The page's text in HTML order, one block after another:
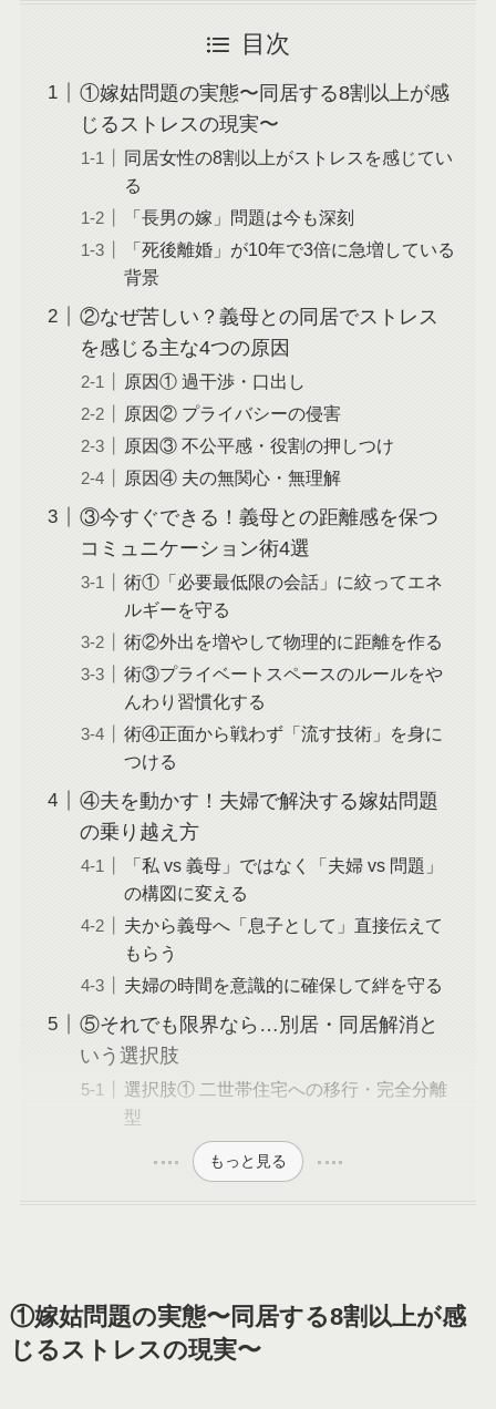
目次
①嫁姑問題の実態〜同居する8割以上が感
じるストレスの現実〜
同居女性の8割以上がストレスを感じてい
る
「長男の嫁」問題は今も深刻
「死後離婚」が10年で3倍に急増している
背景
②なぜ苦しい？義母との同居でストレス
を感じる主な4つの原因
原因① 過干渉・口出し
原因② プライバシーの侵害
原因③ 不公平感・役割の押しつけ
原因④ 夫の無関心・無理解
③今すぐできる！義母との距離感を保つ
コミュニケーション術4選
術①「必要最低限の会話」に絞ってエネ
ルギーを守る
術②外出を増やして物理的に距離を作る
術③プライベートスペースのルールをや
んわり習慣化する
術④正面から戦わず「流す技術」を身に
つける
④夫を動かす！夫婦で解決する嫁姑問題
の乗り越え方
「私 vs 義母」ではなく「夫婦 vs 問題」
の構図に変える
夫から義母へ「息子として」直接伝えて
もらう
夫婦の時間を意識的に確保して絆を守る
⑤それでも限界なら…別居・同居解消と
いう選択肢
選択肢① 二世帯住宅への移行・完全分離
型
もっと見る
①嫁姑問題の実態〜同居する8割以上が感
じるストレスの現実〜